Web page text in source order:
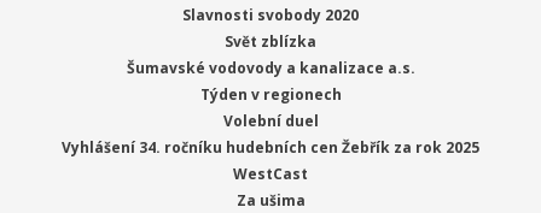
Slavnosti svobody 2020
Svět zblízka
Šumavské vodovody a kanalizace a.s.
Týden v regionech
Volební duel
Vyhlášení 34. ročníku hudebních cen Žebřík za rok 2025
WestCast
Za ušima